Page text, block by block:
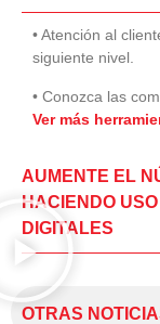
• Atención al
siguiente nivel.
• Conozca las
Ver más
AUMENTE EL
HACIENDO
DIGITALES
OTRAS